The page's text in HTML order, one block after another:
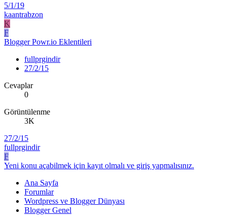
5/1/19
kaantrabzon
K
F
Blogger Powr.io Eklentileri
fullprgindir
27/2/15
Cevaplar
0
Görüntülenme
3K
27/2/15
fullprgindir
F
Yeni konu açabilmek için kayıt olmalı ve giriş yapmalısınız.
Ana Sayfa
Forumlar
Wordpress ve Blogger Dünyası
Blogger Genel